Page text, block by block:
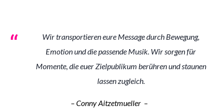
Wir transportieren eure Message durch Bewegung,
Emotion und die passende Musik. Wir sorgen für
Momente, die euer Zielpublikum berühren und staunen
lassen zugleich.
– Conny Aitzetmueller –